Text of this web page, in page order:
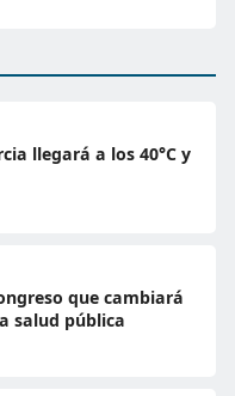
llegará a los 40°C y
que cambiará
salud pública